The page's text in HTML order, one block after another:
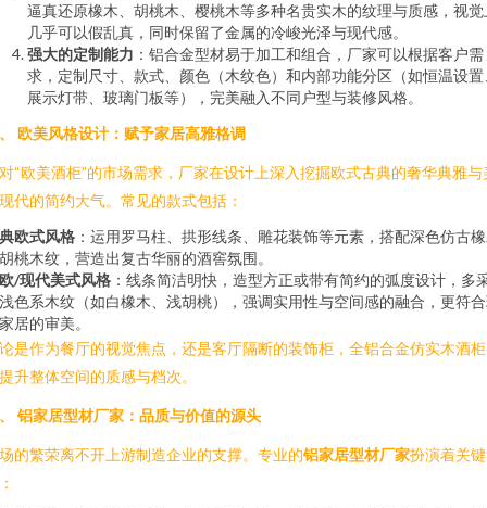
逼真还原橡木、胡桃木、樱桃木等多种名贵实木的纹理与质感，视觉
几乎可以假乱真，同时保留了金属的冷峻光泽与现代感。
强大的定制能力 ：铝合金型材易于加工和组合，厂家可以根据客户需
求，定制尺寸、款式、颜色（木纹色）和内部功能分区（如恒温设置
展示灯带、玻璃门板等），完美融入不同户型与装修风格。
欧美风格设计：赋予家居高雅格调
“欧美酒柜”的市场需求，厂家在设计上深入挖掘欧式古典的奢华典雅与
代的简约大气。常见的款式包括：
欧式风格 ：运用罗马柱、拱形线条、雕花装饰等元素，搭配深色仿古
桃木纹，营造出复古华丽的酒窖氛围。
/现代美式风格 ：线条简洁明快，造型方正或带有简约的弧度设计，多
色系木纹（如白橡木、浅胡桃），强调实用性与空间感的融合，更符
居的审美。
是作为餐厅的视觉焦点，还是客厅隔断的装饰柜，全铝合金仿实木酒
升整体空间的质感与档次。
铝家居型材厂家：品质与价值的源头
的繁荣离不开上游制造企业的支撑。专业的铝家居型材厂家扮演着关